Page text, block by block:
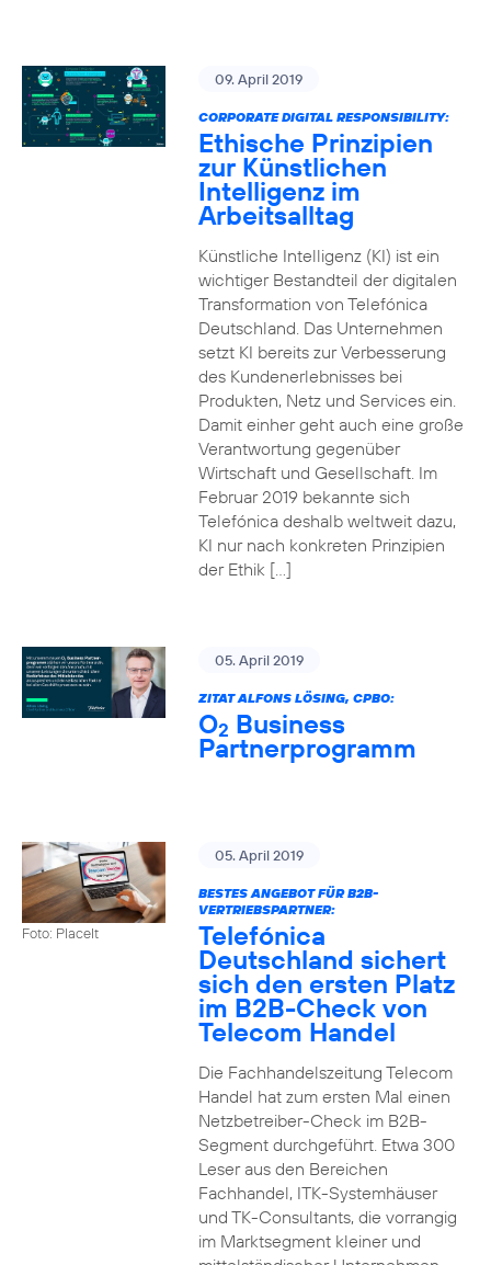
09. April 2019
CORPORATE DIGITAL RESPONSIBILITY:
Ethische Prinzipien
zur Künstlichen
Intelligenz im
Arbeitsalltag
Künstliche Intelligenz (KI) ist ein
wichtiger Bestandteil der digitalen
Transformation von Telefónica
Deutschland. Das Unternehmen
setzt KI bereits zur Verbesserung
des Kundenerlebnisses bei
Produkten, Netz und Services ein.
Damit einher geht auch eine große
Verantwortung gegenüber
Wirtschaft und Gesellschaft. Im
Februar 2019 bekannte sich
Telefónica deshalb weltweit dazu,
KI nur nach konkreten Prinzipien
der Ethik […]
05. April 2019
ZITAT ALFONS LÖSING, CPBO:
O2 Business
Partnerprogramm
Foto: PlaceIt
05. April 2019
BESTES ANGEBOT FÜR B2B-
VERTRIEBSPARTNER:
Telefónica
Deutschland sichert
sich den ersten Platz
im B2B-Check von
Telecom Handel
Die Fachhandelszeitung Telecom
Handel hat zum ersten Mal einen
Netzbetreiber-Check im B2B-
Segment durchgeführt. Etwa 300
Leser aus den Bereichen
Fachhandel, ITK-Systemhäuser
und TK-Consultants, die vorrangig
im Marktsegment kleiner und